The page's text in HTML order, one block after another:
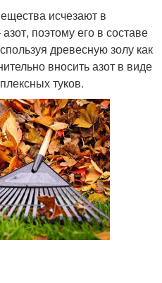
исчезают в
поэтому его в составе
древесную золу как
вносить азот в виде
туков.